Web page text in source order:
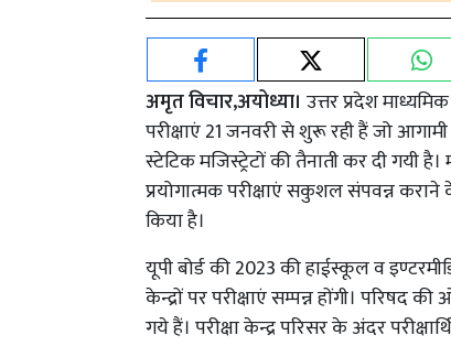
अमृत विचार,अयोध्या। उत्तर प्रदेश
परीक्षाएं 21 जनवरी से शुरू रही हैं जो
स्टेटिक मजिस्ट्रेटों की तैनाती कर दी गयी
प्रयोगात्मक परीक्षाएं सकुशल संपवन्न
किया है।
यूपी बोर्ड की 2023 की हाईस्कूल व
केन्द्रों पर परीक्षाएं सम्पन्न होंगी। परिषद
गये हैं। परीक्षा केन्द्र परिसर के अंदर